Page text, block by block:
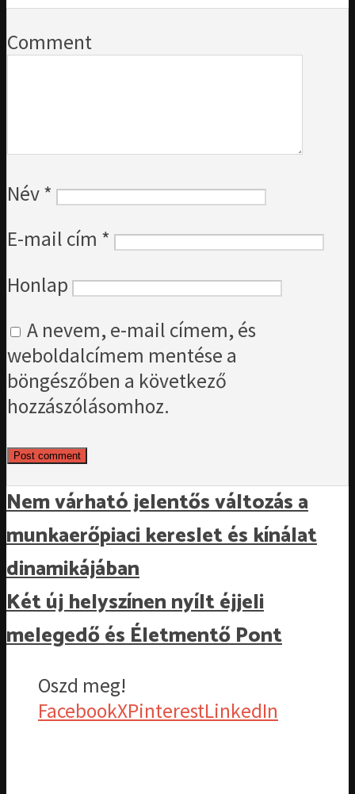
Comment
Név*
E-mail cím *
Honlap
A nevem, e-mail címem, és
weboldalcímem mentése a
böngészőben a következő
hozzászólásomhoz.
Nem várható jelentős változás a
munkaerőpiaci kereslet és kínálat
dinamikájában
Két új helyszínen nyílt éjjeli
melegedő és Életmentő Pont
Oszd meg!
FacebookXPinterestLinkedIn